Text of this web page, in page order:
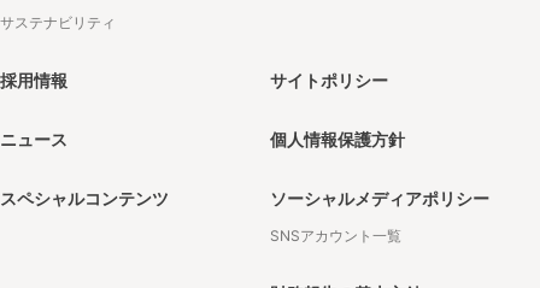
サステナビリティ
採用情報
ニュース
スペシャルコンテンツ
サイトポリシー
個人情報保護方針
ソーシャルメディアポリシー
SNSアカウント一覧